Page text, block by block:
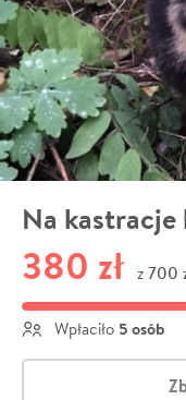
Na
380 zł z 700
Wpłaciło 5 osób